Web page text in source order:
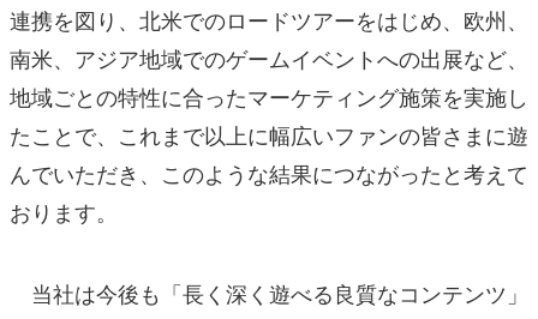
連携を図り、北米でのロードツアーをはじめ、欧州、
南米、アジア地域でのゲームイベントへの出展など、
地域ごとの特性に合ったマーケティング施策を実施し
たことで、これまで以上に幅広いファンの皆さまに遊
んでいただき、このような結果につながったと考えて
おります。
当社は今後も「長く深く遊べる良質なコンテンツ」